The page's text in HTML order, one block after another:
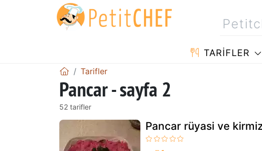
TARIFLER
Tarifler
Pancar - sayfa 2
52 tarifler
Pancar rüyasi ve